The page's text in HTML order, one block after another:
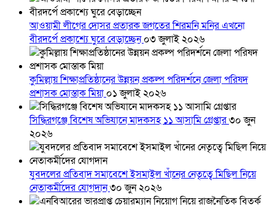
আওয়ামী লীগের দোসর প্রতারক জগতের শিরমনি মনির এখনো
বীরদর্পে প্রকাশ্যে ঘুরে বেড়াচ্ছেন০৩ জুলাই ২০২৬
কুমিল্লায় শিক্ষাপ্রতিষ্ঠানের উন্নয়ন প্রকল্প পরিদর্শনে জেলা পরিষদ
প্রশাসক মোস্তাক মিয়া ০১ জুলাই ২০২৬
সিদ্ধিরগঞ্জে বিশেষ অভিযানে মাদকসহ ১১ আসামি গ্রেপ্তার৩০ জুন
২০২৬
যুবদলের প্রতিবাদ সমাবেশে ইসমাইল খাঁনের নেতৃত্বে মিছিল নিয়ে
নেতাকর্মীদের যোগদান৩০ জুন ২০২৬